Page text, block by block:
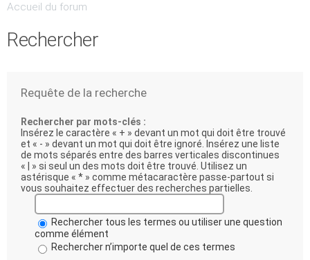
Accueil du forum
Rechercher
Requête de la recherche
Rechercher par mots-clés :
Insérez le caractère « + » devant un mot qui doit être trouvé
et « - » devant un mot qui doit être ignoré. Insérez une liste
de mots séparés entre des barres verticales discontinues
« | » si seul un des mots doit être trouvé. Utilisez un
astérisque « * » comme métacaractère passe-partout si
vous souhaitez effectuer des recherches partielles.
Rechercher tous les termes ou utiliser une question
comme élément
Rechercher n’importe quel de ces termes